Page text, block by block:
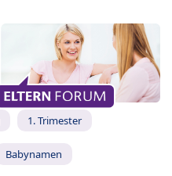
1. Trimester
Babynamen